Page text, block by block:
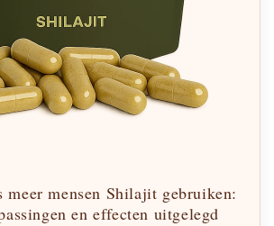
meer mensen Shilajit gebruiken:
en effecten uitgelegd